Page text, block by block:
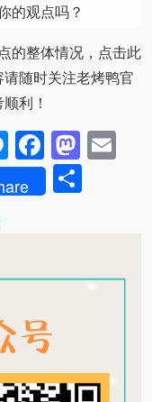
的观点吗？
的整体情况，点击此
请随时关注老烤鸭官
利！
Messenger